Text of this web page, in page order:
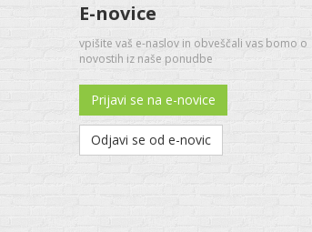
E-novice
vpišite vaš e-naslov in obveščali vas bomo o
novostih iz naše ponudbe
Prijavi se na e-novice
Odjavi se od e-novic